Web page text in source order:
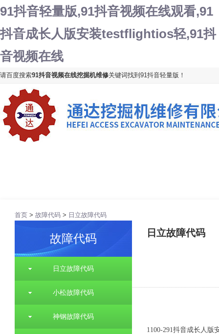
91抖音轻量版,91抖音视频在线观看,91
抖音成长人版安装testflightios轻,91抖
音视频在线
请百度搜索91抖音视频在线挖掘机维修关键词找到91抖音轻量版！
首页 > 故障代码 > 日立故障代码
故障代码
日立故障代码
小松故障代码
神钢故障代码
日立故障代码
1100-291抖音成长人版